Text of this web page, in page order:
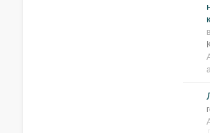
в